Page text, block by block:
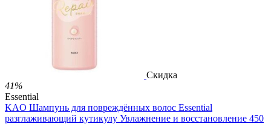
1 578.00 Р
за 1.00 мл
Скидка
41%
Essential
KAO Шампунь для повреждённых волос Essential
разглаживающий кутикулу Увлажнение и восстановление 450